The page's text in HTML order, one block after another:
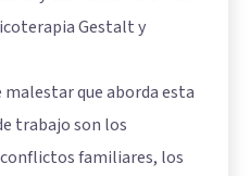
Gestalt y
que aborda esta
trabajo son los
familiares, los